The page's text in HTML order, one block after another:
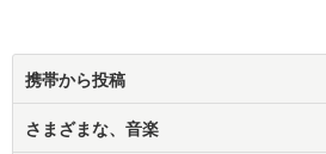
携帯から投稿
さまざまな、音楽